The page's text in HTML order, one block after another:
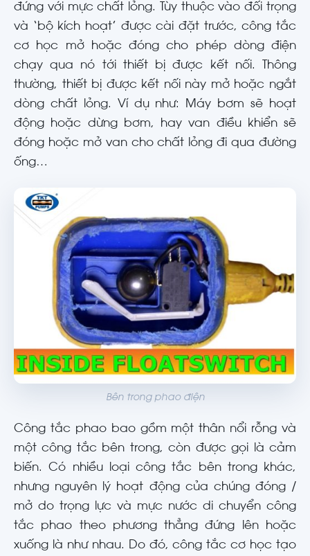
đứng với mực chất lỏng. Tùy thuộc vào đối trọng
và ‘bộ kích hoạt’ được cài đặt trước, công tắc
cơ học mở hoặc đóng cho phép dòng điện
chạy qua nó tới thiết bị được kết nối. Thông
thường, thiết bị được kết nối này mở hoặc ngắt
dòng chất lỏng. Ví dụ như: Máy bơm sẽ hoạt
động hoặc dừng bơm, hay van điều khiển sẽ
đóng hoặc mở van cho chất lỏng đi qua đường
ống…
Bên trong phao điện
Công tắc phao bao gồm một thân nổi rỗng và
một công tắc bên trong, còn được gọi là cảm
biến. Có nhiều loại công tắc bên trong khác,
nhưng nguyên lý hoạt động của chúng đóng /
mở do trọng lực và mực nước di chuyển công
tắc phao theo phương thẳng đứng lên hoặc
xuống là như nhau. Do đó, công tắc cơ học tạo